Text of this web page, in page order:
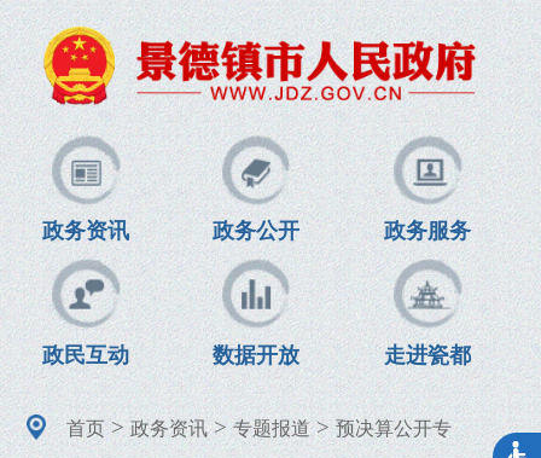
政务资讯 政务公开 政务服务
政民互动 数据开放 走进瓷都
首页>政务资讯>专题报道>预决算公开专